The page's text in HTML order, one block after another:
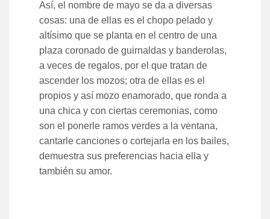
Así, el nombre de mayo se da a diversas
cosas: una de ellas es el chopo pelado y
altísimo que se planta en el centro de una
plaza coronado de guirnaldas y banderolas,
a veces de regalos, por el que tratan de
ascender los mozos; otra de ellas es el
propios y así mozo enamorado, que ronda a
una chica y con ciertas ceremonias, como
son el ponerle ramos verdes a la ventana,
cantarle canciones o cortejarla en los bailes,
demuestra sus preferencias hacia ella y
también su amor.